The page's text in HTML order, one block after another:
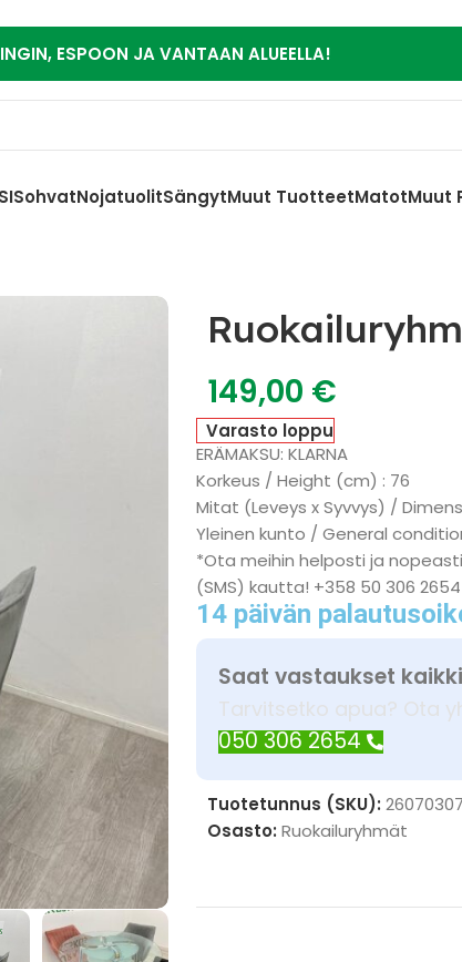
ESPOON JA VANTAAN ALUEELLA!
SohvatNojatuolitSängytMuut TuotteetMatotMuut
149,00 €
Varasto loppu
ERÄMAKSU: KLARNA
Korkeus / Height (cm) : 76
Mitat (Leveys x Syvvys) /
Yleinen kunto / General
*Ota meihin helposti ja
(SMS) kautta! +358 50 306 2654
14 päivän
Saat vastaukset
Tarvitsetko apua? Ota
050 306 2654
Tuotetunnus (SKU):26070307
Osasto: Ruokailuryhmät